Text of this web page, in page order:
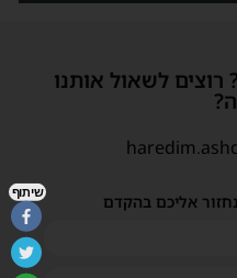
רוצים לשאול אותנו
אליכם בהקדם שיתוף